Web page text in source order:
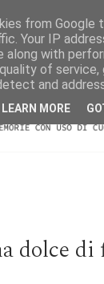
dolce
from Google
Your IP
along with
of service,
and
LEARN MORE